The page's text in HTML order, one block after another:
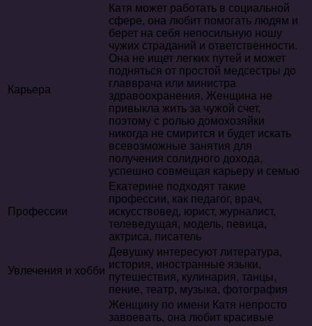
Карьера
Катя может работать в социальной
сфере, она любит помогать людям и
берет на себя непосильную ношу
чужих страданий и ответственности.
Она не ищет легких путей и может
подняться от простой медсестры до
главврача или министра
здравоохранения. Женщина не
привыкла жить за чужой счет,
поэтому с ролью домохозяйки
никогда не смирится и будет искать
всевозможные занятия для
получения солидного дохода,
успешно совмещая карьеру и семью
Профессии
Екатерине подходят такие
профессии, как педагог, врач,
искусствовед, юрист, журналист,
телеведущая, модель, певица,
актриса, писатель
Увлечения и хобби
Девушку интересуют литература,
история, иностранные языки,
путешествия, кулинария, танцы,
пение, театр, музыка, фотография
Женщину по имени Катя непросто
завоевать, она любит красивые